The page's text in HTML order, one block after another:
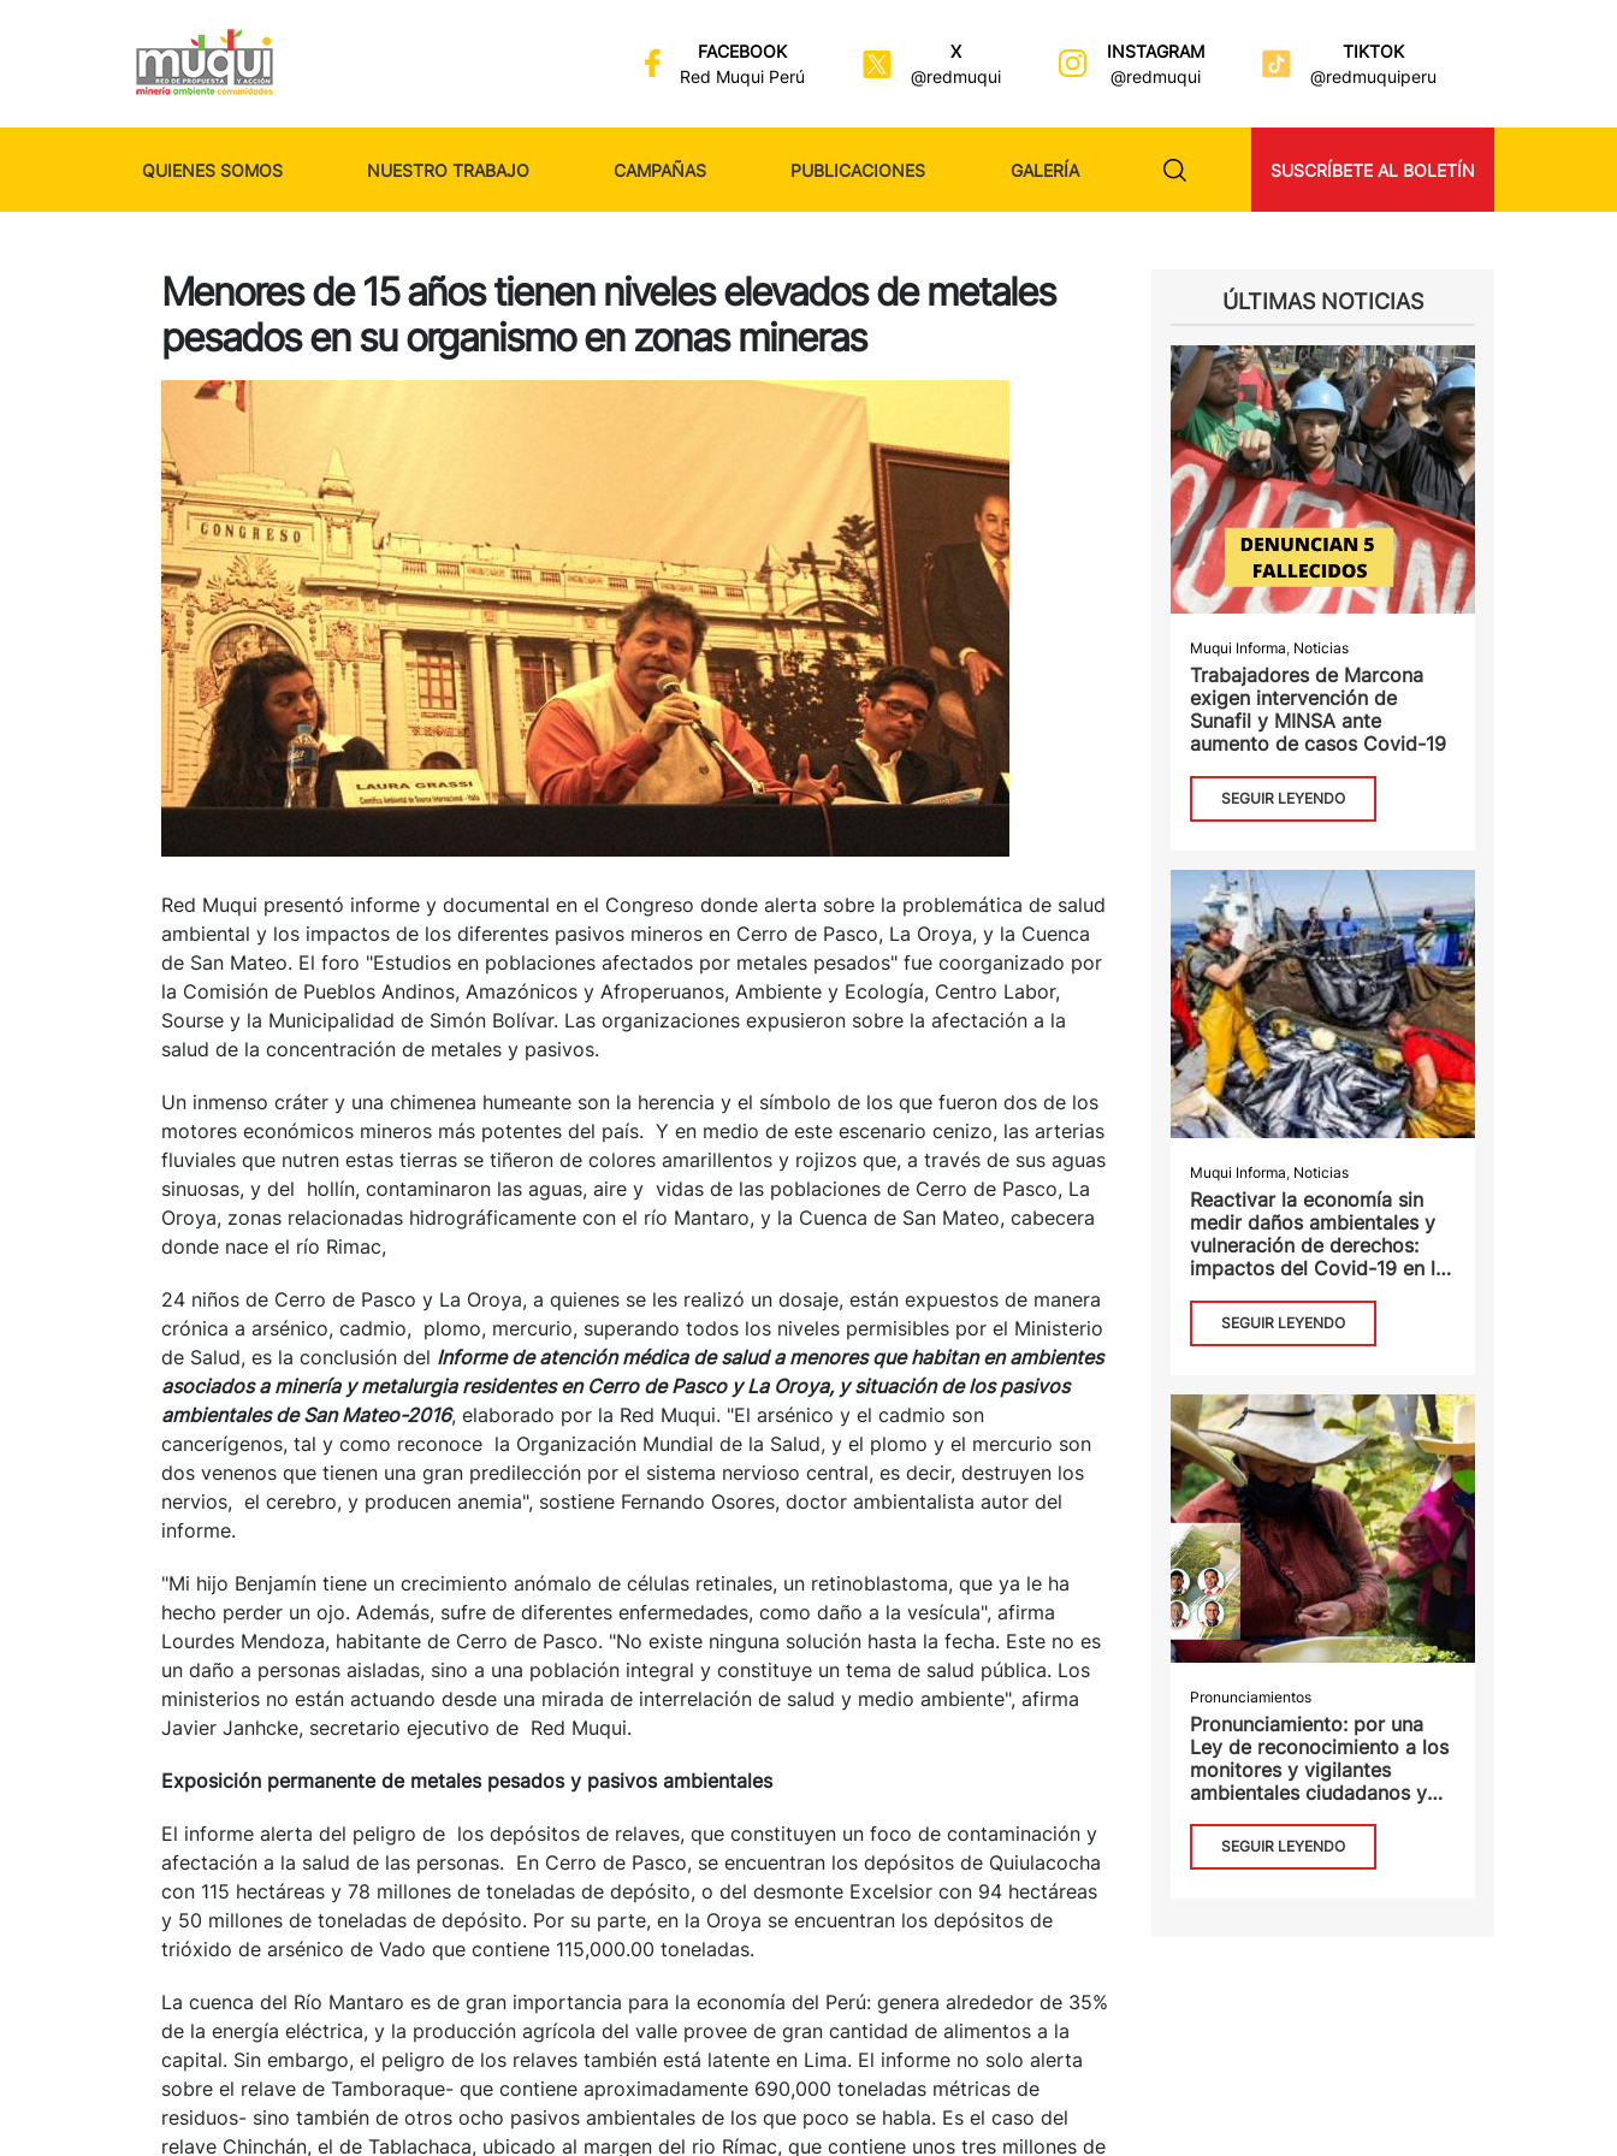
FACEBOOK
Red Muqui Perú
X
@redmuqui
INSTAGRAM
@redmuqui
TIKTOK
@redmuquiperu
QUIENES SOMOS NUESTRO TRABAJO CAMPAÑAS PUBLICACIONES GALERÍA SUSCRÍBETE AL BOLETÍN
Menores de 15 años tienen niveles elevados de metales
pesados en su organismo en zonas mineras
Red Muqui presentó informe y documental en el Congreso donde alerta sobre la problemática de salud
ambiental y los impactos de los diferentes pasivos mineros en Cerro de Pasco, La Oroya, y la Cuenca
de San Mateo. El foro "Estudios en poblaciones afectados por metales pesados" fue coorganizado por
la Comisión de Pueblos Andinos, Amazónicos y Afroperuanos, Ambiente y Ecología, Centro Labor,
Sourse y la Municipalidad de Simón Bolívar. Las organizaciones expusieron sobre la afectación a la
salud de la concentración de metales y pasivos.
Un inmenso cráter y una chimenea humeante son la herencia y el símbolo de los que fueron dos de los
motores económicos mineros más potentes del país. Y en medio de este escenario cenizo, las arterias
fluviales que nutren estas tierras se tiñeron de colores amarillentos y rojizos que, a través de sus aguas
sinuosas, y del hollín, contaminaron las aguas, aire y vidas de las poblaciones de Cerro de Pasco, La
Oroya, zonas relacionadas hidrográficamente con el río Mantaro, y la Cuenca de San Mateo, cabecera
donde nace el río Rimac,
24 niños de Cerro de Pasco y La Oroya, a quienes se les realizó un dosaje, están expuestos de manera
crónica a arsénico, cadmio, plomo, mercurio, superando todos los niveles permisibles por el Ministerio
de Salud, es la conclusión del Informe de atención médica de salud a menores que habitan en ambientes
asociados a minería y metalurgia residentes en Cerro de Pasco y La Oroya, y situación de los pasivos
ambientales de San Mateo-2016, elaborado por la Red Muqui. "El arsénico y el cadmio son
cancerígenos, tal y como reconoce la Organización Mundial de la Salud, y el plomo y el mercurio son
dos venenos que tienen una gran predilección por el sistema nervioso central, es decir, destruyen los
nervios, el cerebro, y producen anemia", sostiene Fernando Osores, doctor ambientalista autor del
informe.
"Mi hijo Benjamín tiene un crecimiento anómalo de células retinales, un retinoblastoma, que ya le ha
hecho perder un ojo. Además, sufre de diferentes enfermedades, como daño a la vesícula", afirma
Lourdes Mendoza, habitante de Cerro de Pasco. "No existe ninguna solución hasta la fecha. Este no es
un daño a personas aisladas, sino a una población integral y constituye un tema de salud pública. Los
ministerios no están actuando desde una mirada de interrelación de salud y medio ambiente", afirma
Javier Janhcke, secretario ejecutivo de Red Muqui.
Exposición permanente de metales pesados y pasivos ambientales
El informe alerta del peligro de los depósitos de relaves, que constituyen un foco de contaminación y
afectación a la salud de las personas. En Cerro de Pasco, se encuentran los depósitos de Quiulacocha
con 115 hectáreas y 78 millones de toneladas de depósito, o del desmonte Excelsior con 94 hectáreas
y 50 millones de toneladas de depósito. Por su parte, en la Oroya se encuentran los depósitos de
trióxido de arsénico de Vado que contiene 115,000.00 toneladas.
La cuenca del Río Mantaro es de gran importancia para la economía del Perú: genera alrededor de 35%
de la energía eléctrica, y la producción agrícola del valle provee de gran cantidad de alimentos a la
capital. Sin embargo, el peligro de los relaves también está latente en Lima. El informe no solo alerta
sobre el relave de Tamboraque- que contiene aproximadamente 690,000 toneladas métricas de
residuos- sino también de otros ocho pasivos ambientales de los que poco se habla. Es el caso del
relave Chinchán, el de Tablachaca, ubicado al margen del rio Rímac, que contiene unos tres millones de
ÚLTIMAS NOTICIAS
Muqui Informa, Noticias
Trabajadores de Marcona
exigen intervención de
Sunafil y MINSA ante
aumento de casos Covid-19
SEGUIR LEYENDO
Muqui Informa, Noticias
Reactivar la economía sin
medir daños ambientales y
vulneración de derechos:
impactos del Covid-19 en la
SEGUIR LEYENDO
Pronunciamientos
Pronunciamiento: por una
Ley de reconocimiento a los
monitores y vigilantes
ambientales ciudadanos y
SEGUIR LEYENDO